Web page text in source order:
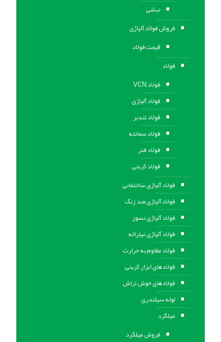
نبشی
فروش فولاد آلیاژی
قیمت فولاد
فولاد
فولاد VCN
فولاد آلیاژی
فولاد تندبر
فولاد سمانته
فولاد فنر
فولاد کربنی
فولاد آلیاژی ساختمانی
فولاد آلیاژی ضد زنگ
فولاد آلیاژی نسوز
فولاد آلیاژی نیتراته
فولاد مقاوم به حرارت
فولادهای ابزار کربنی
فولادهای خوش تراش
لوله سیلندری
میلگرد
فروش میلگرد